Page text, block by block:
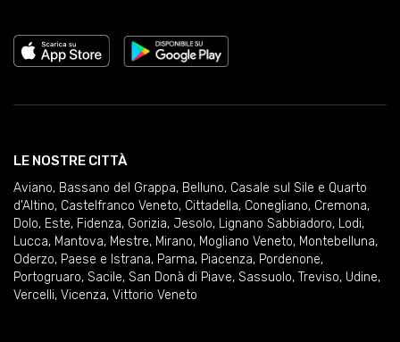
LE NOSTRE CITTÀ
Aviano, Bassano del Grappa, Belluno, Casale sul Sile e Quarto
d'Altino, Castelfranco Veneto, Cittadella, Conegliano, Cremona,
Dolo, Este, Fidenza, Gorizia, Jesolo, Lignano Sabbiadoro, Lodi,
Lucca, Mantova, Mestre, Mirano, Mogliano Veneto, Montebelluna,
Oderzo, Paese e Istrana, Parma, Piacenza, Pordenone,
Portogruaro, Sacile, San Donà di Piave, Sassuolo, Treviso, Udine,
Vercelli, Vicenza, Vittorio Veneto